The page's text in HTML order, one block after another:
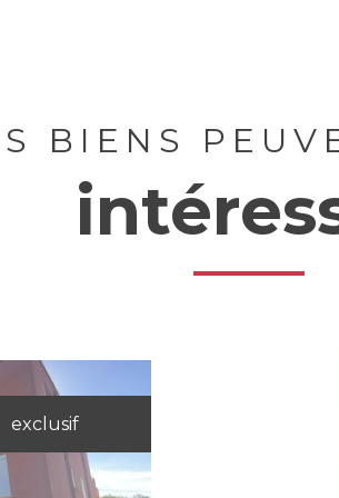
BIENS
exclusif